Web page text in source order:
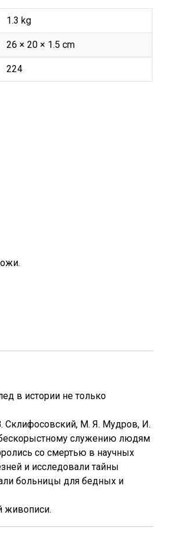
1.3 kg
26 × 20 × 1.5 cm
224
в истории не только
Склифосовский, М. Я. Мудров, И.
служению людям
со смертью в научных
и исследовали тайны
больницы для бедных и
живописи.